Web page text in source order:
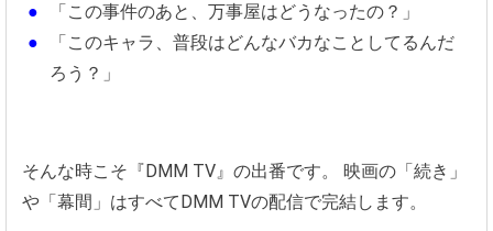
「この事件のあと、万事屋はどうなったの？」
「このキャラ、普段はどんなバカなことしてるんだ
ろう？」
そんな時こそ『DMM TV』の出番です。 映画の「続き」
や「幕間」はすべてDMM TVの配信で完結します。